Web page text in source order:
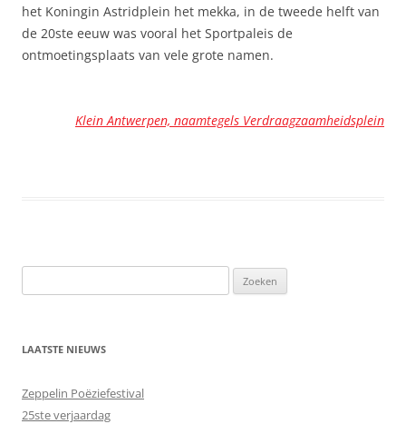
het Koningin Astridplein het mekka, in de tweede helft van
de 20ste eeuw was vooral het Sportpaleis de
ontmoetingsplaats van vele grote namen.
Klein Antwerpen, naamtegels Verdraagzaamheidsplein
LAATSTE NIEUWS
Zeppelin Poëziefestival
25ste verjaardag